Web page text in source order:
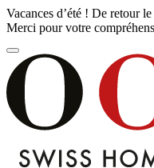
Vacances d’été ! De retour
Merci pour votre